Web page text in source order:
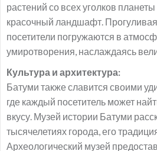
растений со всех уголков
красочный ландшафт.
посетители погружаются в
умиротворения, наслаждаясь
Культура и архитектура:
Батуми также славится своими
где каждый посетитель может
вкусу. Музей истории Батуми
тысячелетиях города, его
Археологический музей